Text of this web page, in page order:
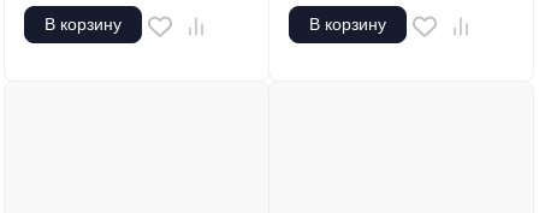
В корзину В корзину